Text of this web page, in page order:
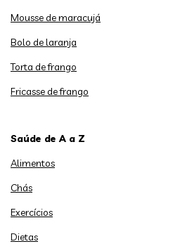
Mousse de maracujá
Bolo de laranja
Torta de frango
Fricasse de frango
Saúde de A a Z
Alimentos
Chás
Exercícios
Dietas